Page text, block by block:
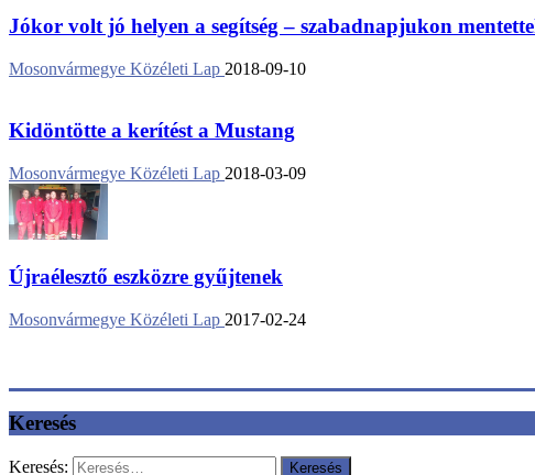
Jókor volt jó helyen a segítség – szabadnapjukon
Mosonvármegye Közéleti Lap 2018-09-10
Kidöntötte a kerítést a Mustang
Mosonvármegye Közéleti Lap 2018-03-09
Újraélesztő eszközre gyűjtenek
Mosonvármegye Közéleti Lap 2017-02-24
Keresés
Keresés: